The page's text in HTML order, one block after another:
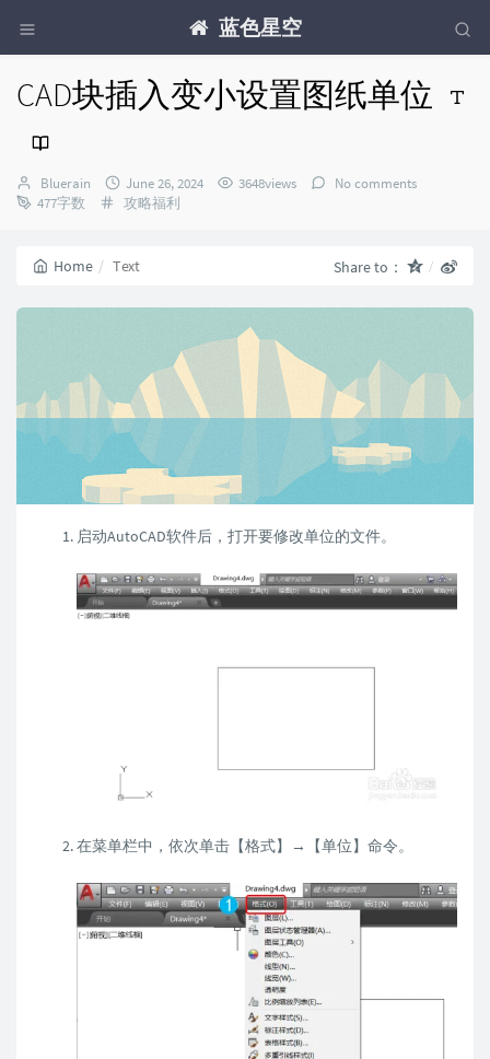
蓝色星空
CAD块插入变小设置图纸单位
Author：
Bluerain
发
布
June 26, 2024 3648views
No comments
477字数
Categories：
攻略福利
Home Text Share to：
启动AutoCAD软件后，打开要修改单位的文件。
在菜单栏中，依次单击【格式】→【单位】命令。